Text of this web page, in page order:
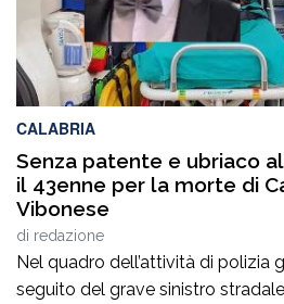
CALABRIA
Senza patente e ubriaco
il 43enne per la morte di
Vibonese
di redazione
Nel quadro dell’attività di polizia
seguito del grave sinistro